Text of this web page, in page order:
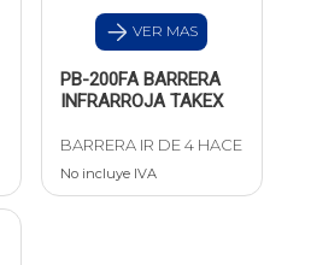
VER MAS
PB-200FA BARRERA
INFRARROJA TAKEX
BARRERA IR DE 4 HACE
No incluye IVA